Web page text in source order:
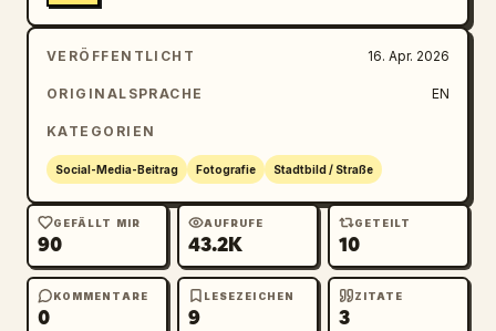
VERÖFFENTLICHT 16. Apr. 2026
ORIGINALSPRACHE EN
KATEGORIEN
Social-Media-Beitrag Fotografie Stadtbild / Straße
GEFÄLLT MIR
90
AUFRUFE
43.2K
GETEILT
10
KOMMENTARE
0
LESEZEICHEN
9
ZITATE
3